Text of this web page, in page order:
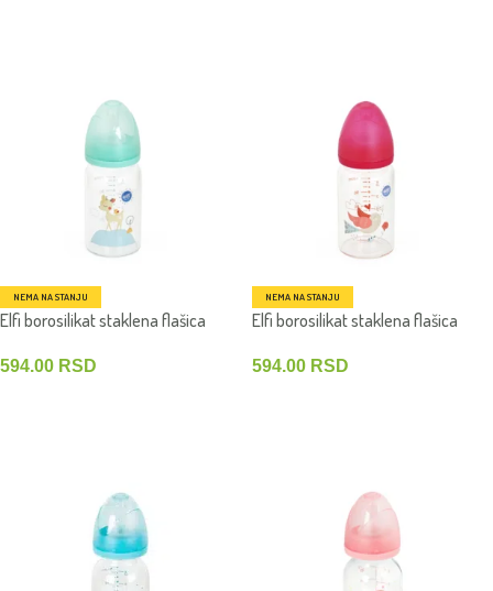
NEMA NA STANJU
Elfi borosilikat staklena flašica
594.00 RSD
NEMA NA STANJU
Elfi borosilikat staklena flašica
594.00 RSD